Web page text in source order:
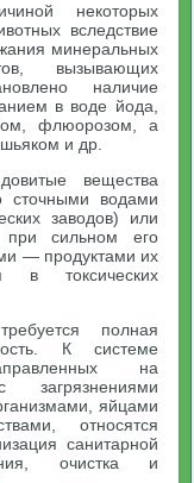
некоторых
вследствие
минеральных
вызывающих
наличие
в воде йода,
флюорозом, а
и др.
вещества
сточными водами
заводов) или
при сильном его
— продуктами их
в токсических
полная
К системе
на
яйцами
относятся
санитарной
очистка и